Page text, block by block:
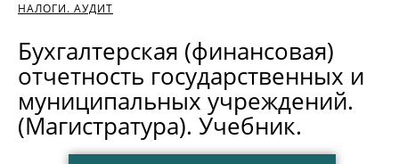
НАЛОГИ. АУДИТ
Бухгалтерская (финансовая)
отчетность государственных и
муниципальных учреждений.
(Магистратура). Учебник.